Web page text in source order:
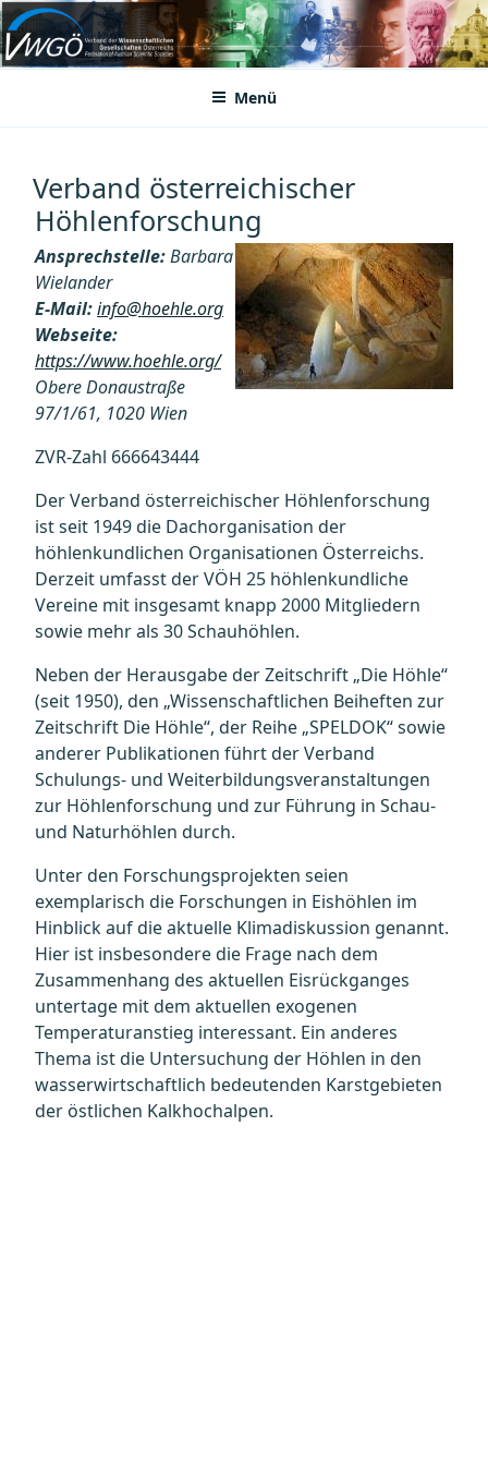
Zum
Inhalt
springenVWGÖ
Federation of Austrian Scientific Societies
Menü
Verband österreichischer
Höhlenforschung
Ansprechstelle:Barbara
Wielander
E-Mail:info@hoehle.org
Webseite:
https://www.hoehle.org/
Obere Donaustraße
97/1/61, 1020 Wien
ZVR-Zahl 666643444
Der Verband österreichischer Höhlenforschung
ist seit 1949 die Dachorganisation der
höhlenkundlichen Organisationen Österreichs.
Derzeit umfasst der VÖH 25 höhlenkundliche
Vereine mit insgesamt knapp 2000 Mitgliedern
sowie mehr als 30 Schauhöhlen.
Neben der Herausgabe der Zeitschrift „Die Höhle“
(seit 1950), den „Wissenschaftlichen Beiheften zur
Zeitschrift Die Höhle“, der Reihe „SPELDOK“ sowie
anderer Publikationen führt der Verband
Schulungs- und Weiterbildungsveranstaltungen
zur Höhlenforschung und zur Führung in Schau-
und Naturhöhlen durch.
Unter den Forschungsprojekten seien
exemplarisch die Forschungen in Eishöhlen im
Hinblick auf die aktuelle Klimadiskussion genannt.
Hier ist insbesondere die Frage nach dem
Zusammenhang des aktuellen Eisrückganges
untertage mit dem aktuellen exogenen
Temperaturanstieg interessant. Ein anderes
Thema ist die Untersuchung der Höhlen in den
wasserwirtschaftlich bedeutenden Karstgebieten
der östlichen Kalkhochalpen.